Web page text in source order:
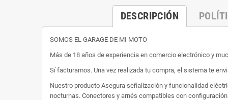
DESCRIPCIÓN
SOMOS EL GARAGE DE MI MOTO
Más de 18 años de experiencia en comercio electrónico y
Sí facturamos. Una vez realizada tu compra, el sistema te
Nuestro producto Asegura señalización y funcionalidad
nocturnas. Conectores y arnés compatibles con